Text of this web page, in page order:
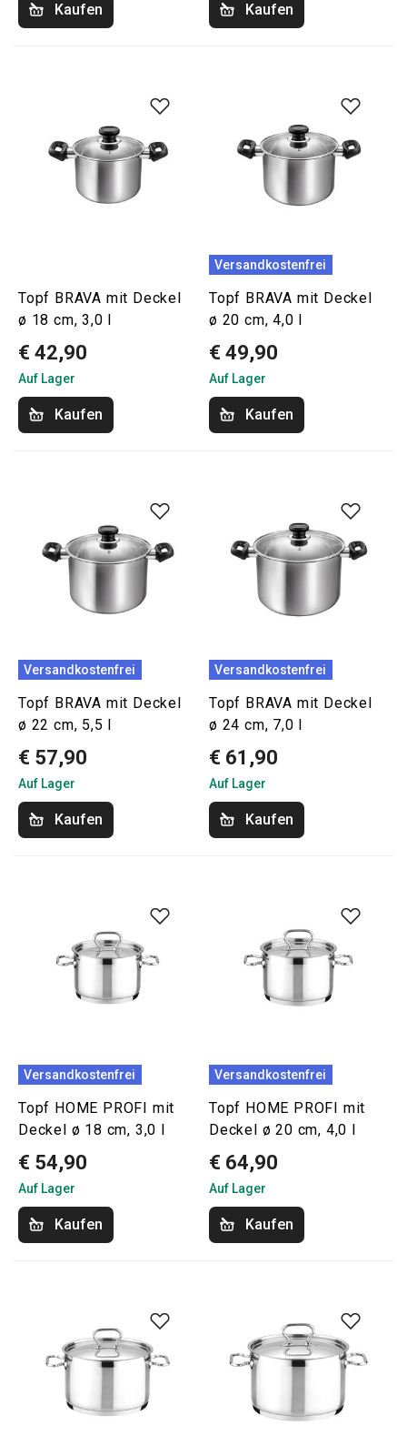
Kaufen Kaufen
Topf BRAVA mit Deckel
ø 18 cm, 3,0 l
€ 42,90
Auf Lager
Kaufen
Versandkostenfrei
Topf BRAVA mit Deckel
ø 20 cm, 4,0 l
€ 49,90
Auf Lager
Kaufen
Versandkostenfrei
Topf BRAVA mit Deckel
ø 22 cm, 5,5 l
€ 57,90
Auf Lager
Kaufen
Versandkostenfrei
Topf BRAVA mit Deckel
ø 24 cm, 7,0 l
€ 61,90
Auf Lager
Kaufen
Versandkostenfrei
Topf HOME PROFI mit
Deckel ø 18 cm, 3,0 l
€ 54,90
Auf Lager
Kaufen
Versandkostenfrei
Topf HOME PROFI mit
Deckel ø 20 cm, 4,0 l
€ 64,90
Auf Lager
Kaufen